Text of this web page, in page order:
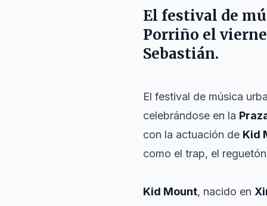
El festival de
Porriño el
Sebastián.
El festival de música
celebrándose en la
con la actuación de Kid
como el trap, el
Kid Mount, nacido en